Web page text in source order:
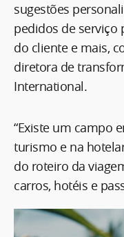
sugestões
pedidos de serviço
do cliente e mais,
diretora de
International.
“Existe um campo
turismo e na
do roteiro da
carros, hotéis e